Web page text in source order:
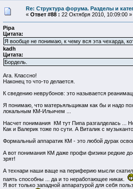
Re: Структура форума. Разделы и
« Ответ #88 : 22 Октября 2010, 10:09:00 »
Pipa
Цитата:
Я вообще не понимаю, к чему вся эта чехарда,
kadh
Цитата:
Бордель.
Ага. Классно!
Наконец то что-то делается.
К сведению неврубонов: это называется
Я понимаю, что матерьяльщикам как бы и надо
локальным КМ-Ильичем ...
Насчет понимания КМ тут Пипа разгалделась ...
Как и Валерик тоже по сути. А Виталик с
Формальный аппаратик КМ - это любой дурак
А вот понимания КМ даже профи физики редкие
зрят!
А технари наши ваще на периферию мысли
паять способны ... да и то неработающее никак.
Я вот только западной аппаратурой для себя